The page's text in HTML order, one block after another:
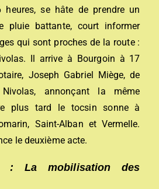
heures, se hâte de prendre un
pluie battante, court informer
qui sont proches de la route :
Il arrive à Bourgoin à 17
Joseph Gabriel Miège, de
annonçant la même
plus tard le tocsin sonne à
Saint-Alban et Vermelle.
le deuxième acte.
: La mobilisation des